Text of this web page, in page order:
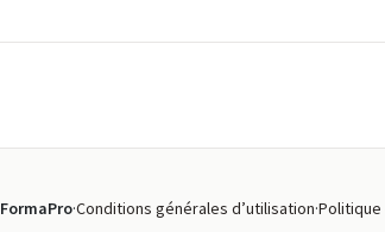
FormaPro·Conditions générales d’utilisation·